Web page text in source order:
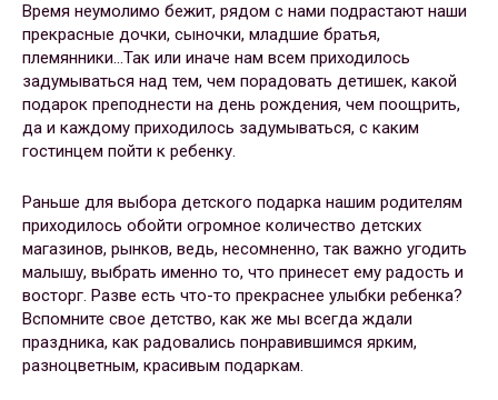
Время неумолимо бежит, рядом с нами подрастают наши
прекрасные дочки, сыночки, младшие братья,
племянники…Так или иначе нам всем приходилось
задумываться над тем, чем порадовать детишек, какой
подарок преподнести на день рождения, чем поощрить,
да и каждому приходилось задумываться, с каким
гостинцем пойти к ребенку.
Раньше для выбора детского подарка нашим родителям
приходилось обойти огромное количество детских
магазинов, рынков, ведь, несомненно, так важно угодить
малышу, выбрать именно то, что принесет ему радость и
восторг. Разве есть что-то прекраснее улыбки ребенка?
Вспомните свое детство, как же мы всегда ждали
праздника, как радовались понравившимся ярким,
разноцветным, красивым подаркам.